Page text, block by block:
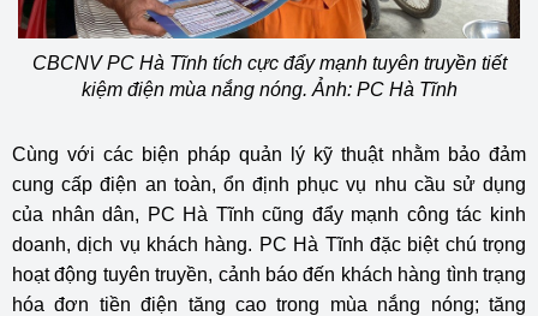
CBCNV PC Hà Tĩnh tích cực đẩy mạnh tuyên truyền tiết
kiệm điện mùa nắng nóng. Ảnh: PC Hà Tĩnh
Cùng với các biện pháp quản lý kỹ thuật nhằm bảo đảm
cung cấp điện an toàn, ổn định phục vụ nhu cầu sử dụng
của nhân dân, PC Hà Tĩnh cũng đẩy mạnh công tác kinh
doanh, dịch vụ khách hàng. PC Hà Tĩnh đặc biệt chú trọng
hoạt động tuyên truyền, cảnh báo đến khách hàng tình trạng
hóa đơn tiền điện tăng cao trong mùa nắng nóng; tăng